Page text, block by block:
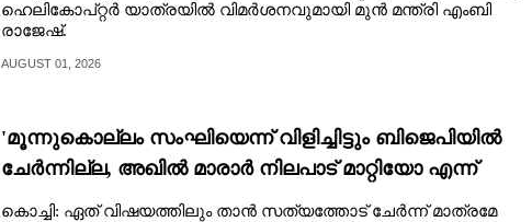
ഹെലികോപ്റ്റർ യാത്രയിൽ വിമർശനവുമായി മുൻ മന്ത്രി എംബി
രാജേഷ്.
AUGUST 01, 2026
'മൂന്നുകൊല്ലം സംഘിയെന്ന് വിളിച്ചിട്ടും ബിജെപിയിൽ
ചേർന്നില്ല, അഖിൽ മാരാർ നിലപാട് മാറ്റിയോ എന്ന്
ചിന്തിച്ചാൽ മനസിലാകും'
കൊച്ചി: ഏത് വിഷയത്തിലും താൻ സത്യത്തോട് ചേർന്ന് മാത്രമേ